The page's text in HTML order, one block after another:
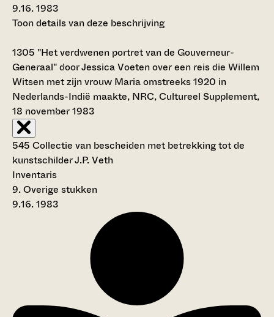
9.16.1983
Toon details van deze beschrijving
1305 "Het verdwenen portret van de Gouverneur-
Generaal" door Jessica Voeten over een reis die Willem
Witsen met zijn vrouw Maria omstreeks 1920 in
Nederlands-Indië maakte, NRC, Cultureel Supplement,
18 november 1983
545 Collectie van bescheiden met betrekking tot de
kunstschilder J.P. Veth
Inventaris
9. Overige stukken
9.16. 1983